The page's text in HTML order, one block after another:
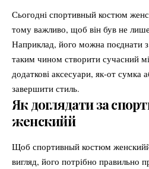
Сьогодні спортивный костюм
тому важливо, щоб він був не
Наприклад, його можна поєднати
таким чином створити сучасний
додаткові аксесуари, як-от сумка
завершити стиль.
Як доглядати за
женскийй
Щоб спортивный костюм женскийй
вигляд, його потрібно правильно